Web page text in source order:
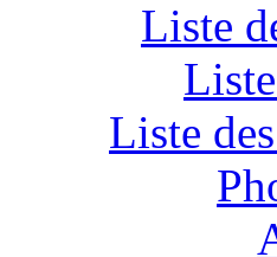
Liste
Liste